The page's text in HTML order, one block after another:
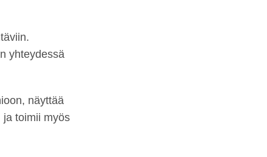
yhteydessä
näyttää
ja toimii myös